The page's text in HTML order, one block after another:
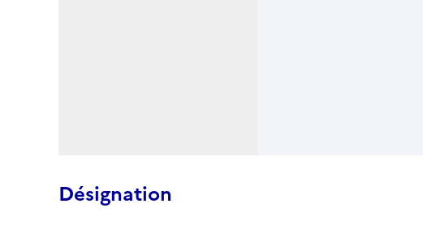
Désignation